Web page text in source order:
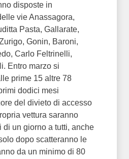
disposte in
vie Anassagora,
Pasta, Gallarate,
Gonin, Baroni,
Carlo Feltrinelli,
Entro marzo si
prime 15 altre 78
dodici mesi
del divieto di accesso
vettura saranno
di un giorno a tutti, anche
dopo scatteranno le
da un minimo di 80